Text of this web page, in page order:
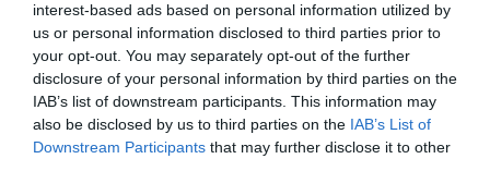
interest-based ads based on personal information utilized by
us or personal information disclosed to third parties prior to
your opt-out. You may separately opt-out of the further
disclosure of your personal information by third parties on the
IAB’s list of downstream participants. This information may
also be disclosed by us to third parties on the IAB’s List of
Downstream Participants that may further disclose it to other